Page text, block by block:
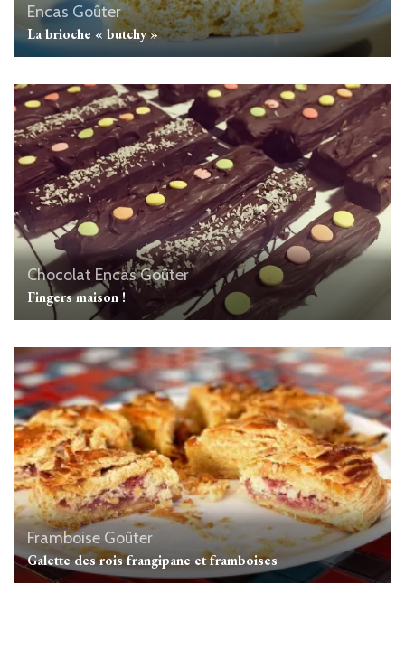
Encas Goûter
La brioche « butchy »
Chocolat EncasGoûter
Fingers maison !
Framboise Goûter
Galette des rois frangipane et framboises